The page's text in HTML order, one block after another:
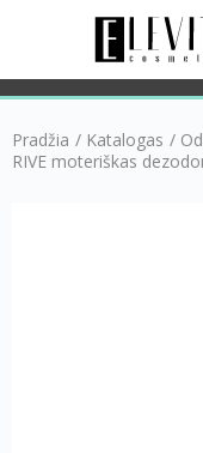
Pradžia / Katalogas /
RIVE moteriškas